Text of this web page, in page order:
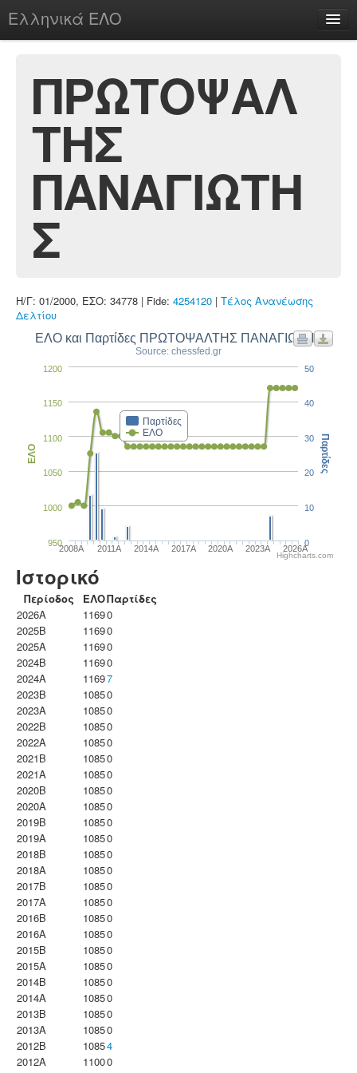
Ελληνικά ΕΛΟ
chesstu.be @ discord
Login
ΠΡΩΤΟΨΑΛ
ΤΗΣ
ΠΑΝΑΓΙΩΤΗ
Σ
Η/Γ: 01/2000, ΕΣΟ: 34778 | Fide: 4254120 | Τέλος Ανανέωσης
Δελτίου
ΕΛΟ και Παρτίδες ΠΡΩΤΟΨΑΛΤΗΣ ΠΑΝΑΓΙΩΤΗΣ
Source: chessfed.gr
Παρτίδες
ΕΛΟ
2008A 2011A 2014A 2017A 2020A 2023Α 2026A
950
1000
1050
1100
1150
1200
ΕΛΟ
0
10
20
30
40
50
Παρτίδες
Highcharts.com
Ιστορικό
Περίοδος ΕΛΟΠαρτίδες
2026A
11690
2025B
11690
2025A
11690
2024B
11690
2024A
11697
2023B
10850
2023Α
10850
2022B
10850
2022A
10850
2021B
10850
2021A
10850
2020B
10850
2020A
10850
2019B
10850
2019A
10850
2018B
10850
2018A
10850
2017B
10850
2017A
10850
2016B
10850
2016A
10850
2015B
10850
2015A
10850
2014B
10850
2014A
10850
2013B
10850
2013A
10850
2012B
10854
2012A
11000